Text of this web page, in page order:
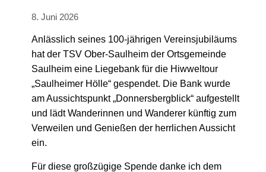
8. Juni 2026
Anlässlich seines 100-jährigen Vereinsjubiläums
hat der TSV Ober-Saulheim der Ortsgemeinde
Saulheim eine Liegebank für die Hiwweltour
„Saulheimer Hölle“ gespendet. Die Bank wurde
am Aussichtspunkt „Donnersbergblick“ aufgestellt
und lädt Wanderinnen und Wanderer künftig zum
Verweilen und Genießen der herrlichen Aussicht
ein.
Für diese großzügige Spende danke ich dem